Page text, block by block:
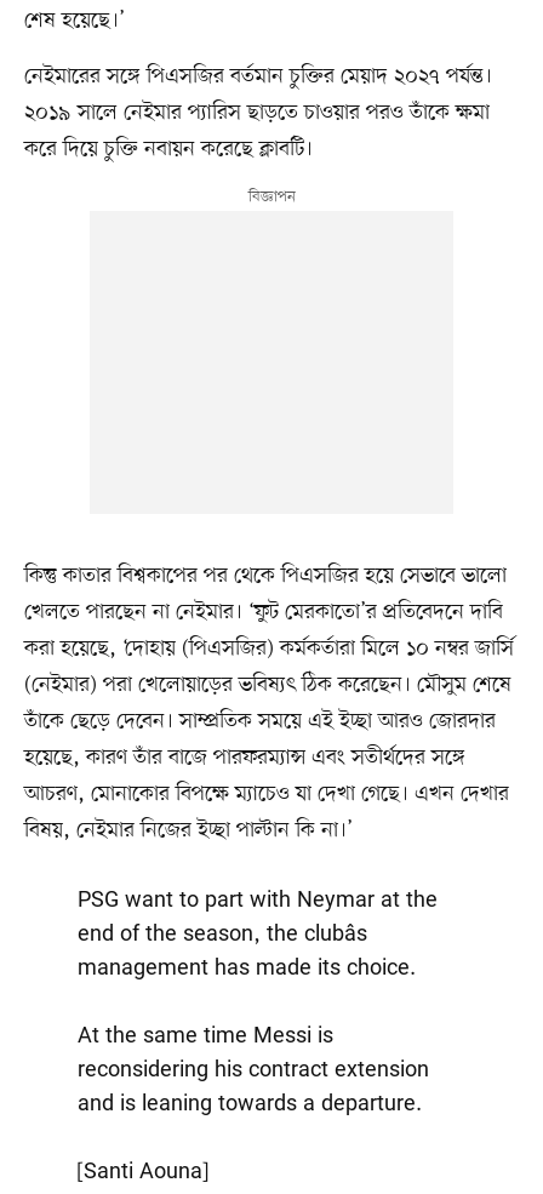
শেষ হয়েছে।’
নেইমারের সঙ্গে পিএসজির বর্তমান চুক্তির মেয়াদ ২০২৭ পর্যন্ত।
২০১৯ সালে নেইমার প্যারিস ছাড়তে চাওয়ার পরও তাঁকে ক্ষমা
করে দিয়ে চুক্তি নবায়ন করেছে ক্লাবটি।
কিন্তু কাতার বিশ্বকাপের পর থেকে পিএসজির হয়ে সেভাবে ভালো
খেলতে পারছেন না নেইমার। ‘ফুট মেরকাতো’র প্রতিবেদনে দাবি
করা হয়েছে, ‘দোহায় (পিএসজির) কর্মকর্তারা মিলে ১০ নম্বর জার্সি
(নেইমার) পরা খেলোয়াড়ের ভবিষ্যৎ ঠিক করেছেন। মৌসুম শেষে
তাঁকে ছেড়ে দেবেন। সাম্প্রতিক সময়ে এই ইচ্ছা আরও জোরদার
হয়েছে, কারণ তাঁর বাজে পারফরম্যান্স এবং সতীর্থদের সঙ্গে
আচরণ, মোনাকোর বিপক্ষে ম্যাচেও যা দেখা গেছে। এখন দেখার
বিষয়, নেইমার নিজের ইচ্ছা পাল্টান কি না।’
PSG want to part with Neymar at the
end of the season, the clubâs
management has made its choice.
At the same time Messi is
reconsidering his contract extension
and is leaning towards a departure.
[Santi Aouna]